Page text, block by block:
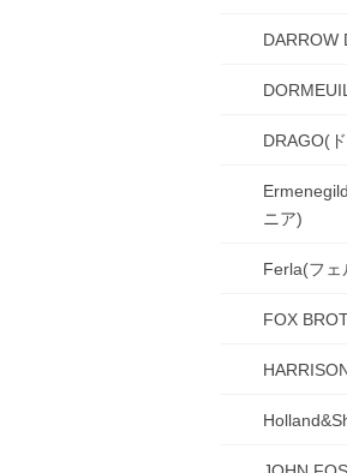
DARROW
DRAGO(
ニア)
Ferla(フェ
FOX